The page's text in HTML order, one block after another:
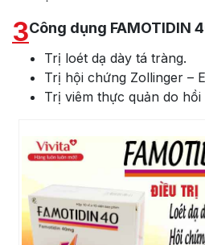
3Công dụng FAMOTIDIN
Trị loét dạ dày tá tràng.
Trị hội chứng Zollinger –
Trị viêm thực quản do hồi